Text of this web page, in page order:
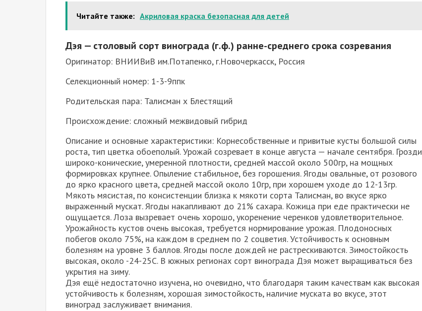
Читайте также: Акриловая краска безопасная для детей
Дэя — столовый сорт винограда (г.ф.) ранне-среднего срока созревания
Оригинатор: ВНИИВиВ им.Потапенко, г.Новочеркасск, Россия
Селекционный номер: 1-3-9ппк
Родительская пара: Талисман х Блестящий
Происхождение: сложный межвидовый гибрид
Описание и основные характеристики: Корнесобственные и привитые кусты большой силы
роста, тип цветка обоеполый. Урожай созревает в конце августа — начале сентября. Грозди
широко-конические, умеренной плотности, средней массой около 500гр, на мощных
формировках крупнее. Опыление стабильное, без горошения. Ягоды овальные, от розового
до ярко красного цвета, средней массой около 10гр, при хорошем уходе до 12-13гр.
Мякоть мясистая, по консистенции близка к мякоти сорта Талисман, во вкусе ярко
выраженный мускат. Ягоды накапливают до 21% сахара. Кожица при еде практически не
ощущается. Лоза вызревает очень хорошо, укоренение черенков удовлетворительное.
Урожайность кустов очень высокая, требуется нормирование урожая. Плодоносных
побегов около 75%, на каждом в среднем по 2 соцветия. Устойчивость к основным
болезням на уровне 3 баллов. Ягоды после дождей не растрескиваются. Зимостойкость
высокая, около -24-25С. В южных регионах сорт винограда Дэя может выращиваться без
укрытия на зиму.
Дэя ещё недостаточно изучена, но очевидно, что благодаря таким качествам как высокая
устойчивость к болезням, хорошая зимостойкость, наличие муската во вкусе, этот
виноград заслуживает внимания.